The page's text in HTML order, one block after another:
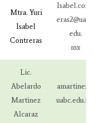
Mtra. Yuri
Isabel
Contreras
Isabel.contr
eras2@uabc.
edu.
mx
Lic.
Abelardo
Martinez
Alcaraz
amartinez@
uabc.edu.mx